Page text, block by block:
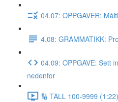
04.07: OPPGAVER:
4.08: GRAMMATIKK:
04.09: OPPGAVE: Sett
nedenfor
🔢 TALL 100-9999 (1:22)